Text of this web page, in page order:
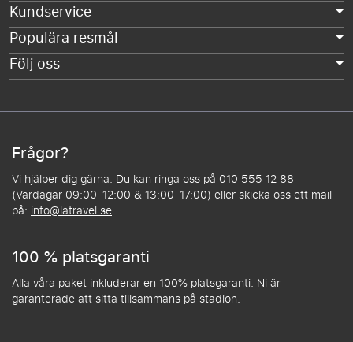
Kundservice
Populära resmål
Följ oss
Frågor?
Vi hjälper dig gärna. Du kan ringa oss på 010 555 12 88
(Vardagar 09:00-12:00 & 13:00-17:00) eller skicka oss ett mail
på: info@latravel.se
100 % platsgaranti
Alla våra paket inkluderar en 100% platsgaranti. Ni är
garanterade att sitta tillsammans på stadion.